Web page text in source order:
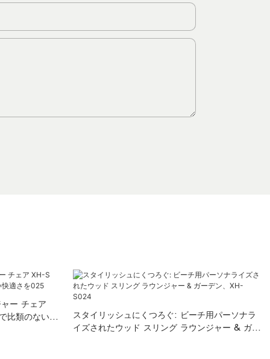
ー チェア
比類のない快
スタイリッシュにくつろぐ: ビーチ用パーソナラ
イズされたウッド スリング ラウンジャー & ガー